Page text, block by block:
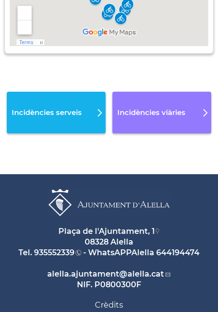
Incidències serveis Incidències viàries
Plaça de l'Ajuntament, 1
08328 Alella
Tel. 935552339 - WhatsAPPAlella 644194474
alella.ajuntament@alella.cat
NIF. P0800300F
Crèdits